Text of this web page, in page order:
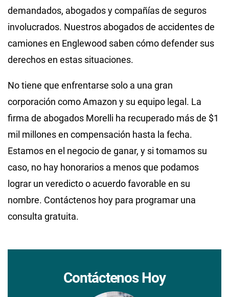
demandados, abogados y compañías de seguros
involucrados. Nuestros abogados de accidentes de
camiones en Englewood saben cómo defender sus
derechos en estas situaciones.
No tiene que enfrentarse solo a una gran
corporación como Amazon y su equipo legal. La
firma de abogados Morelli ha recuperado más de $1
mil millones en compensación hasta la fecha.
Estamos en el negocio de ganar, y si tomamos su
caso, no hay honorarios a menos que podamos
lograr un veredicto o acuerdo favorable en su
nombre. Contáctenos hoy para programar una
consulta gratuita.
Contáctenos Hoy